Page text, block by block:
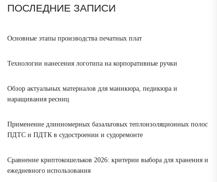
ПОСЛЕДНИЕ ЗАПИСИ
Основные этапы производства печатных плат
Технологии нанесения логотипа на корпоративные ручки
Обзор актуальных материалов для маникюра, педикюра и
наращивания ресниц
Применение длинномерных базальтовых теплоизоляционных полос
ПДТС и ПДТК в судостроении и судоремонте
Сравнение криптокошельков 2026: критерии выбора для хранения и
ежедневного использования